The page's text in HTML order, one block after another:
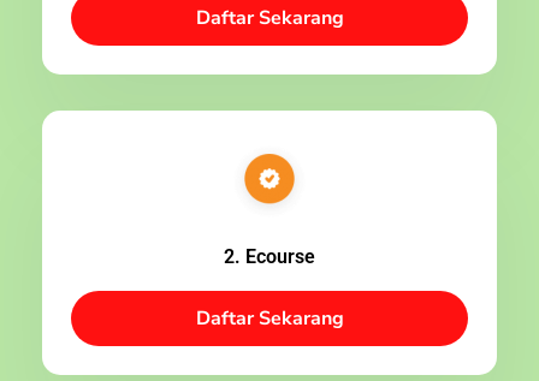
Daftar Sekarang
2. Ecourse
Daftar Sekarang